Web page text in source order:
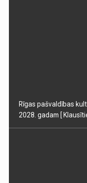
Rīgas pašvaldības
2028. gadam [